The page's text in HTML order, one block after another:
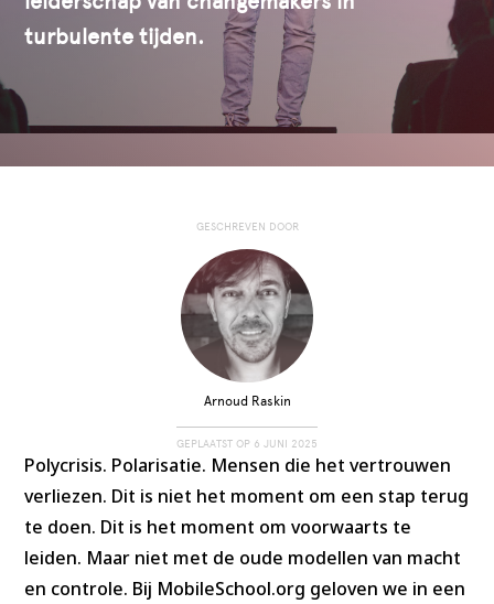
turbulente tijden.
GESCHREVEN DOOR
Arnoud Raskin
GEPLAATST OP 6 JUNI 2025
Polycrisis. Polarisatie. Mensen die het vertrouwen
verliezen. Dit is niet het moment om een stap terug
te doen. Dit is het moment om voorwaarts te
leiden. Maar niet met de oude modellen van macht
en controle. Bij MobileSchool.org geloven we in een